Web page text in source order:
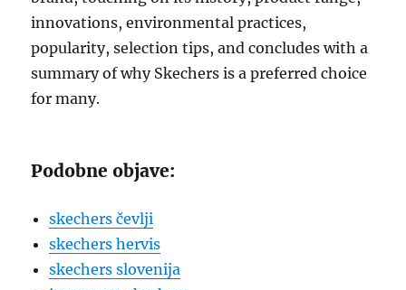
innovations, environmental practices,
popularity, selection tips, and concludes with a
summary of why Skechers is a preferred choice
for many.
Podobne objave:
skechers čevlji
skechers hervis
skechers slovenija